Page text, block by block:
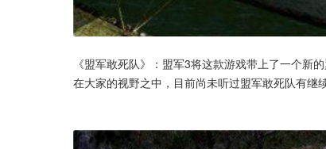
《盟军敢死队》：盟军3将这款游戏带上了一个新
在大家的视野之中，目前尚未听过盟军敢死队有继